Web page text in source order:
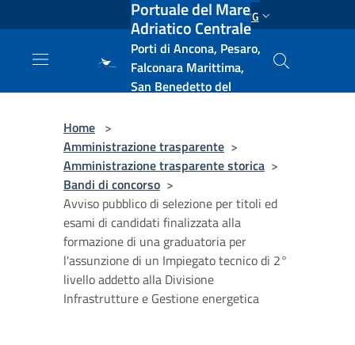
Salta al contenuto principale ENG
Portuale del Mare
Adriatico Centrale
Porti di Ancona, Pesaro,
Falconara Marittima,
San Benedetto del
Home >
Amministrazione trasparente >
Amministrazione trasparente storica >
Bandi di concorso >
Avviso pubblico di selezione per titoli ed
esami di candidati finalizzata alla
formazione di una graduatoria per
l'assunzione di un Impiegato tecnico di 2°
livello addetto alla Divisione
Infrastrutture e Gestione energetica